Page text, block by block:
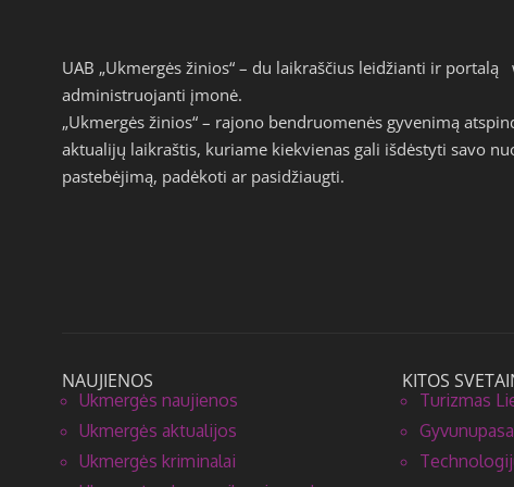
UAB „Ukmergės žinios“ – du laikraščius leidžianti ir portalą
administruojanti įmonė.
„Ukmergės žinios“ – rajono bendruomenės gyvenimą
aktualijų laikraštis, kuriame kiekvienas gali išdėstyti savo
pastebėjimą, padėkoti ar pasidžiaugti.
NAUJIENOS
Ukmergės naujienos
Ukmergės aktualijos
Ukmergės kriminalai
KITOS
Turizmas